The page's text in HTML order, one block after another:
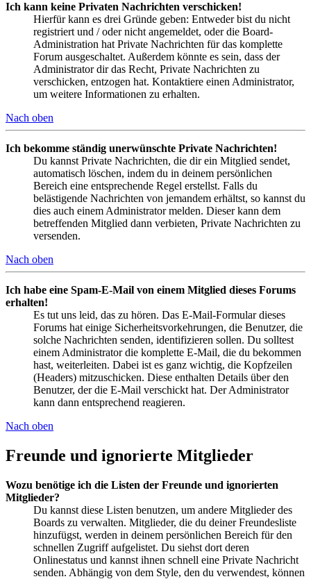
Ich kann keine Privaten Nachrichten verschicken!
Hierfür kann es drei Gründe geben: Entweder bist du nicht
registriert und / oder nicht angemeldet, oder die Board-
Administration hat Private Nachrichten für das komplette
Forum ausgeschaltet. Außerdem könnte es sein, dass der
Administrator dir das Recht, Private Nachrichten zu
verschicken, entzogen hat. Kontaktiere einen Administrator,
um weitere Informationen zu erhalten.
Nach oben
Ich bekomme ständig unerwünschte Private Nachrichten!
Du kannst Private Nachrichten, die dir ein Mitglied sendet,
automatisch löschen, indem du in deinem persönlichen
Bereich eine entsprechende Regel erstellst. Falls du
belästigende Nachrichten von jemandem erhältst, so kannst du
dies auch einem Administrator melden. Dieser kann dem
betreffenden Mitglied dann verbieten, Private Nachrichten zu
versenden.
Nach oben
Ich habe eine Spam-E-Mail von einem Mitglied dieses Forums
erhalten!
Es tut uns leid, das zu hören. Das E-Mail-Formular dieses
Forums hat einige Sicherheitsvorkehrungen, die Benutzer, die
solche Nachrichten senden, identifizieren sollen. Du solltest
einem Administrator die komplette E-Mail, die du bekommen
hast, weiterleiten. Dabei ist es ganz wichtig, die Kopfzeilen
(Headers) mitzuschicken. Diese enthalten Details über den
Benutzer, der die E-Mail verschickt hat. Der Administrator
kann dann entsprechend reagieren.
Nach oben
Freunde und ignorierte Mitglieder
Wozu benötige ich die Listen der Freunde und ignorierten
Mitglieder?
Du kannst diese Listen benutzen, um andere Mitglieder des
Boards zu verwalten. Mitglieder, die du deiner Freundesliste
hinzufügst, werden in deinem persönlichen Bereich für den
schnellen Zugriff aufgelistet. Du siehst dort deren
Onlinestatus und kannst ihnen schnell eine Private Nachricht
senden. Abhängig von dem Style, den du verwendest, können